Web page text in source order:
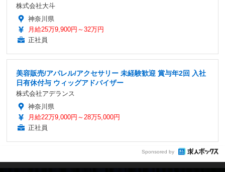
株式会社大斗
神奈川県
月給25万9,900円～32万円
正社員
美容販売/アパレル/アクセサリー 未経験歓迎 賞与年2回 入社
日有休付与 ウィッグアドバイザー
株式会社アデランス
神奈川県
月給22万9,000円～28万5,000円
正社員
Sponsored by